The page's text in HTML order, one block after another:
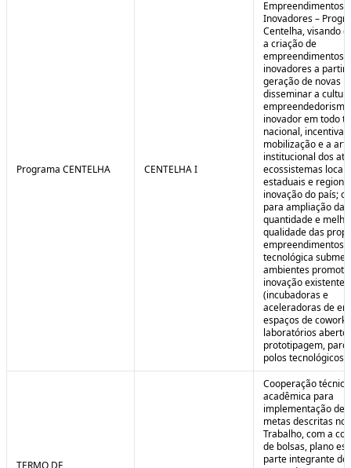
Programa CENTELHA CENTELHA I
Empreendimentos
Inovadores –
Centelha, visando
a criação de
empreendimentos
inovadores a partir
geração de novas
disseminar a
empreendedorismo
inovador em todo
nacional,
mobilização e a
institucional dos
ecossistemas
estaduais e
inovação do país;
para ampliação da
quantidade e
qualidade das
empreendimentos
tecnológica
ambientes
inovação
(incubadoras e
aceleradoras de
espaços de
laboratórios
prototipagem,
polos tecnológicos
TERMO DE
Cooperação
acadêmica para
implementação de
metas descritas no
Trabalho, com a
de bolsas, plano
parte integrante do